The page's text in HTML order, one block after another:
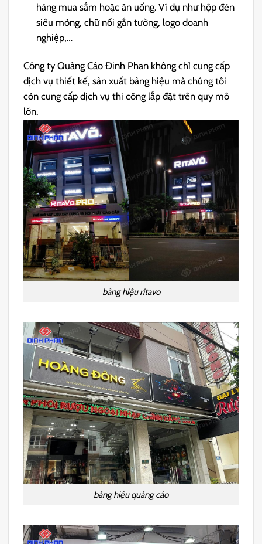
hàng mua sắm hoặc ăn uống. Ví dụ như hộp đèn
siêu mỏng, chữ nổi gắn tường, logo doanh
nghiệp,…
Công ty Quảng Cáo Đinh Phan không chỉ cung cấp
dịch vụ thiết kế, sản xuất bảng hiệu mà chúng tôi
còn cung cấp dịch vụ thi công lắp đặt trên quy mô
lớn.
bảng hiệu ritavo
bảng hiệu quảng cáo